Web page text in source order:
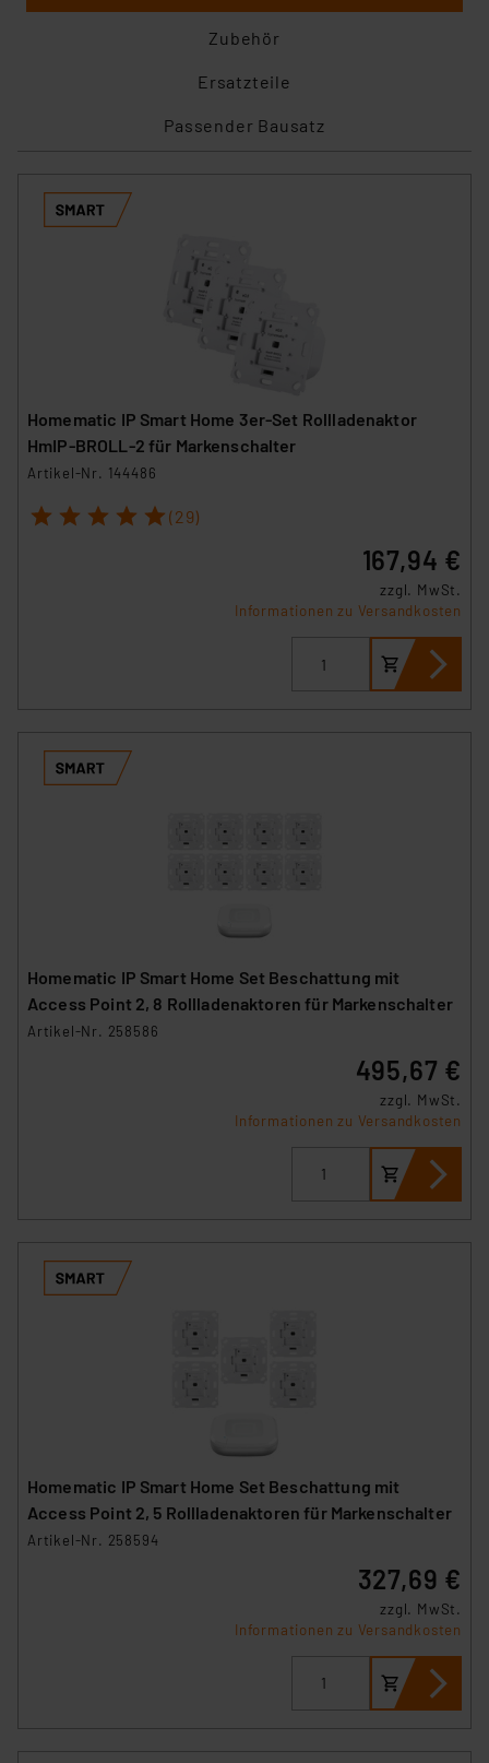
Zubehör
Ersatzteile
Passender Bausatz
Homematic IP Smart Home 3er-Set Rollladenaktor
HmIP-BROLL-2 für Markenschalter
Artikel-Nr. 144486
1 2 3 4 5 (29)
167,94 €
zzgl. MwSt.
Informationen zu Versandkosten
Homematic IP Smart Home Set Beschattung mit
Access Point 2, 8 Rollladenaktoren für Markenschalter
Artikel-Nr. 258586
495,67 €
zzgl. MwSt.
Informationen zu Versandkosten
Homematic IP Smart Home Set Beschattung mit
Access Point 2, 5 Rollladenaktoren für Markenschalter
Artikel-Nr. 258594
327,69 €
zzgl. MwSt.
Informationen zu Versandkosten